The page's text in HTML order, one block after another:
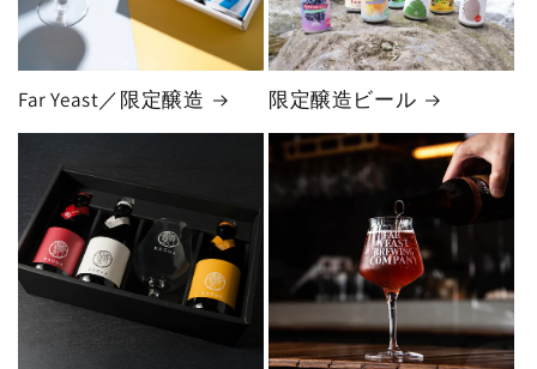
Far Yeast／限定醸造 限定醸造ビール